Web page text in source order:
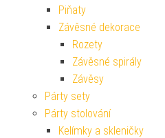
Piňaty
Závěsné dekorace
Rozety
Závěsné spirály
Závěsy
Párty sety
Párty stolování
Kelímky a skleničky